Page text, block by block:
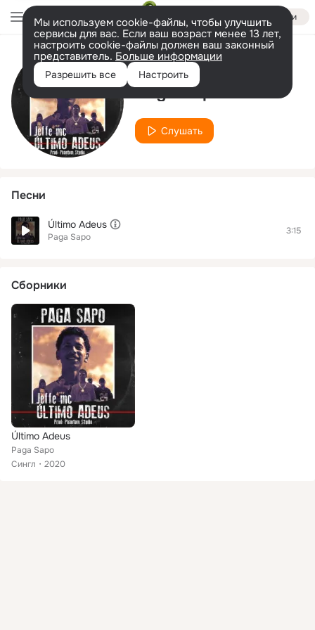
Войти
Мы используем cookie-файлы, чтобы улучшить
сервисы для вас. Если ваш возраст менее 13 лет,
настроить cookie-файлы должен ваш законный
представитель. Больше информации
Разрешить все Настроить
Исполнитель
Paga Sapo
Слушать
Песни
Último Adeus
Paga Sapo
3:15
Сборники
Último Adeus
Paga Sapo
Сингл
2020